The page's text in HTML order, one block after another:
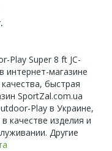
Play Super 8 ft JC-
интернет-магазине
быстрая
SportZal.com.ua
Play в Украине,
качестве изделия и
Другие